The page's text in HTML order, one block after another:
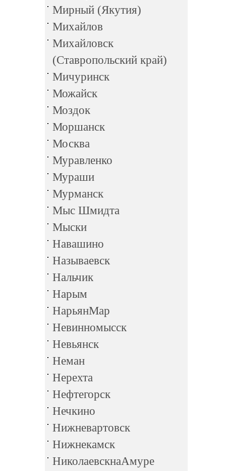
Мирный (Якутия)
Михайлов
Михайловск
(Ставропольский край)
Мичуринск
Можайск
Моздок
Моршанск
Москва
Муравленко
Мураши
Мурманск
Мыс Шмидта
Мыски
Навашино
Называевск
Нальчик
Нарым
НарьянМар
Невинномысск
Невьянск
Неман
Нерехта
Нефтегорск
Нечкино
Нижневартовск
Нижнекамск
НиколаевскнаАмуре